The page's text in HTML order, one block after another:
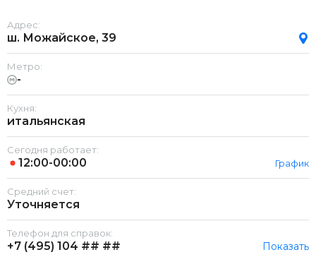
Адрес:
ш. Можайское, 39
Метро:
-
Кухня:
итальянская
Сегодня работает:
12:00-00:00 График
Средний счет:
Уточняется
Телефон для справок:
+7 (495) 104 ## ## Показать